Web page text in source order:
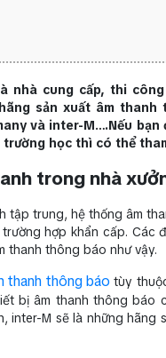
nhà cung cấp, thi
sản xuất âm
và inter-M….Nếu
học thì có thể
trong nhà
tập trung, hệ thống âm
hợp khẩn cấp. Các
thanh thông báo như vậy.
thanh thông báo tùy
bị âm thanh thông báo
inter-M sẽ là những